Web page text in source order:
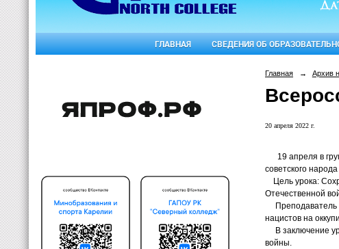
ГЛАВНАЯ СВЕДЕНИЯ ОБ
Главная → Архив
20 апреля 2022 г.
19 апреля в
советского
Цель урока:
Отечественной
нацистов на
В заключение
войны.